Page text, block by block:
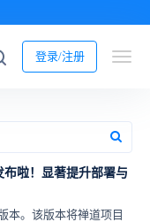
登录/注册
啦！显著提升部署与
本。该版本将禅道项目